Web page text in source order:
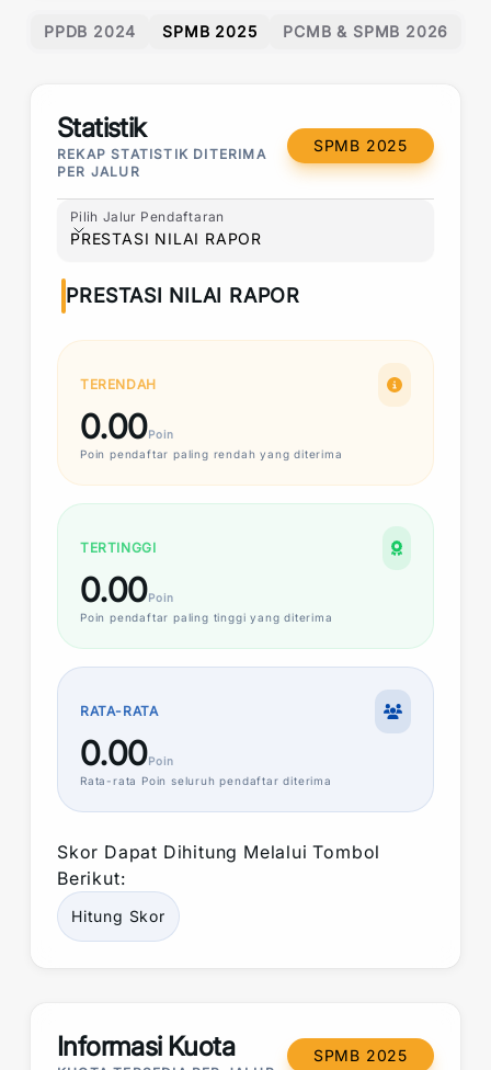
PPDB 2024 SPMB 2025 PCMB & SPMB 2026
Statistik
REKAP STATISTIK DITERIMA
PER JALUR
SPMB 2025
Pilih Jalur Pendaftaran
Pilih Jalur Pendaftaran
PRESTASI NILAI RAPOR
PRESTASI NILAI RAPOR
TERENDAH
0.00Poin
Poin pendaftar paling rendah yang diterima
TERTINGGI
0.00Poin
Poin pendaftar paling tinggi yang diterima
RATA-RATA
0.00Poin
Rata-rata Poin seluruh pendaftar diterima
Skor Dapat Dihitung Melalui Tombol
Berikut:
Hitung Skor
Informasi Kuota SPMB 2025